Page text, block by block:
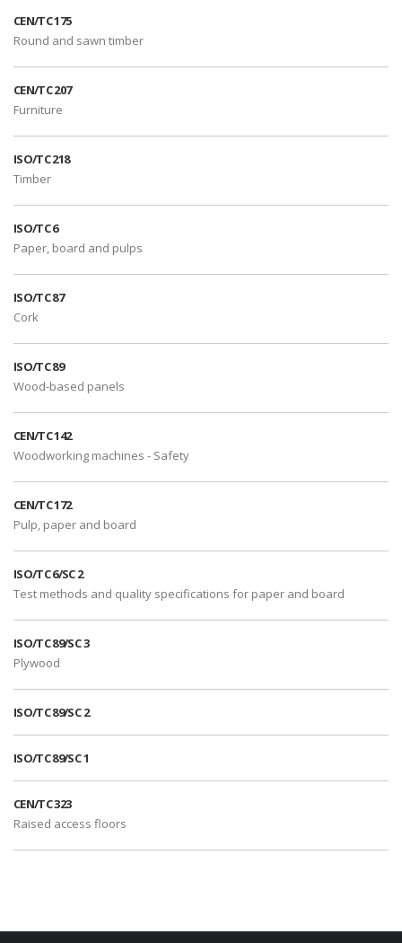
CEN/TC 175
Round and sawn timber
CEN/TC 207
Furniture
ISO/TC 218
Timber
ISO/TC 6
Paper, board and pulps
ISO/TC 87
Cork
ISO/TC 89
Wood-based panels
CEN/TC 142
Woodworking machines - Safety
CEN/TC 172
Pulp, paper and board
ISO/TC 6/SC 2
Test methods and quality specifications for paper and board
ISO/TC 89/SC 3
Plywood
ISO/TC 89/SC 2
ISO/TC 89/SC 1
CEN/TC 323
Raised access floors